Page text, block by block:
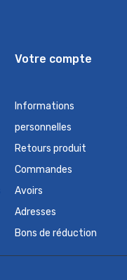
Votre compte
Informations
personnelles
Retours produit
Commandes
Avoirs
Adresses
Bons de réduction